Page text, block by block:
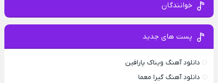
خوانندگان
پست های جدید
دانلود آهنگ ویناک پارافین
دانلود آهنگ گیرا معما